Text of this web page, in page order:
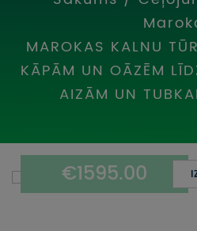
UZŅEMOŠAIS TŪRISMS
IMPRO KONKURSI
PIRMSLĪGUMA
CEĻOJUMU
VĪZU ANKETAS
MAROKAS KALNU
KĀPĀM UN OĀZĒM
AIZĀM UN
€1595.00